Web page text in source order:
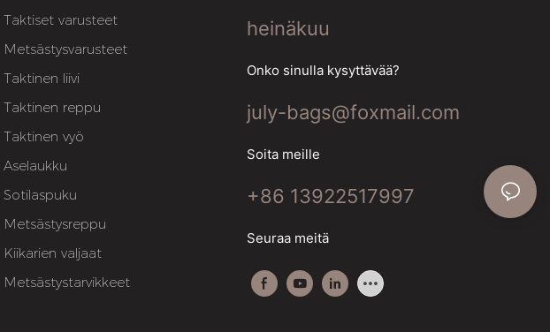
Taktiset varusteet
Metsästysvarusteet
Taktinen liivi
Taktinen reppu
Taktinen vyö
Aselaukku
Sotilaspuku
Metsästysreppu
Kiikarien valjaat
Metsästystarvikkeet
heinäkuu
Onko sinulla kysyttävää?
july-bags@foxmail.com
Soita meille
+86 13922517997
Seuraa meitä